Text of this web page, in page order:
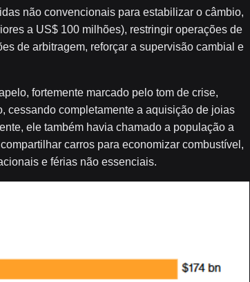
não convencionais para estabilizar o câmbio,
a US$ 100 milhões), restringir operações de
de arbitragem, reforçar a supervisão cambial e
fortemente marcado pelo tom de crise,
cessando completamente a aquisição de joias
ele também havia chamado a população a
carros para economizar combustível,
e férias não essenciais.